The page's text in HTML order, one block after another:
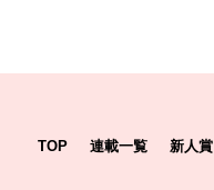
TOP 連載一覧 新人賞